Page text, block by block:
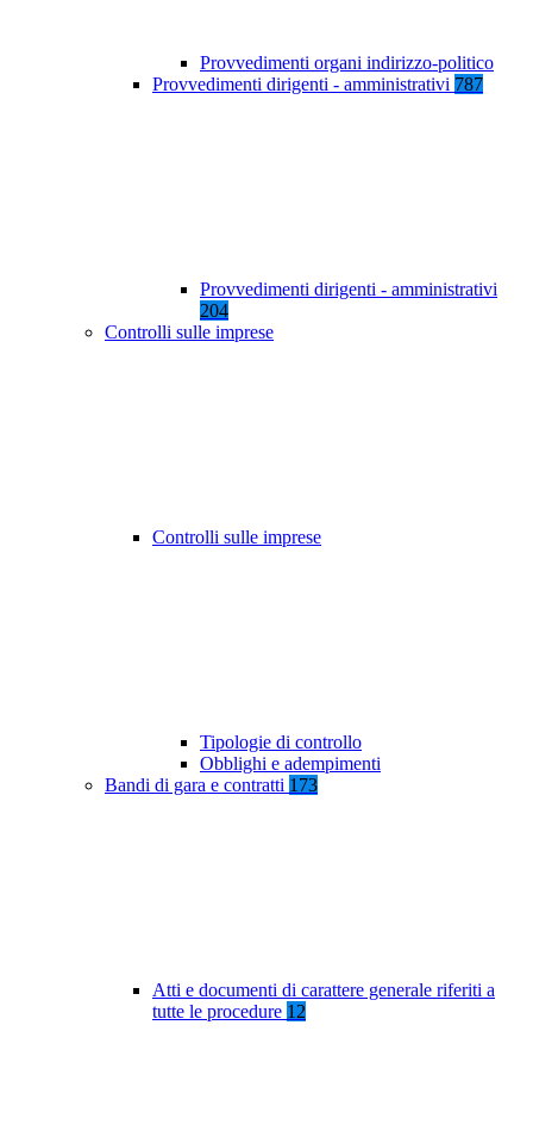
Provvedimenti organi indirizzo-politico
Provvedimenti dirigenti - amministrativi 787
Provvedimenti dirigenti - amministrativi
204
Controlli sulle imprese
Controlli sulle imprese
Tipologie di controllo
Obblighi e adempimenti
Bandi di gara e contratti 173
Atti e documenti di carattere generale riferiti a
tutte le procedure 12